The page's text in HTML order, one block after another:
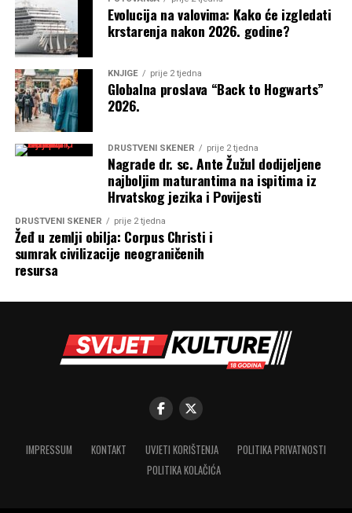
Evolucija na valovima: Kako će izgledati
krstarenja nakon 2026. godine?
KNJIGE prije 2 tjedna
Globalna proslava “Back to Hogwarts”
2026.
DRUŠTVENI SKENER prije 2 tjedna
Nagrade dr. sc. Ante Žužul dodijeljene
najboljim maturantima na ispitima iz
Hrvatskog jezika i Povijesti
DRUŠTVENI SKENER prije 2 tjedna
Žeđ u zemlji obilja: Corpus Christi i
sumrak civilizacije neograničenih
resursa
IMPRESSUM KONTAKT UVJETI KORIŠTENJA
POLITIKA PRIVATNOSTI
POLITIKA KOLAČIĆA